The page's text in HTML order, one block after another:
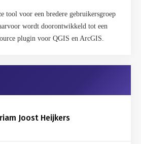
tool voor een bredere gebruikersgroep
wordt doorontwikkeld tot een
plugin voor QGIS en ArcGIS.
Joost Heijkers